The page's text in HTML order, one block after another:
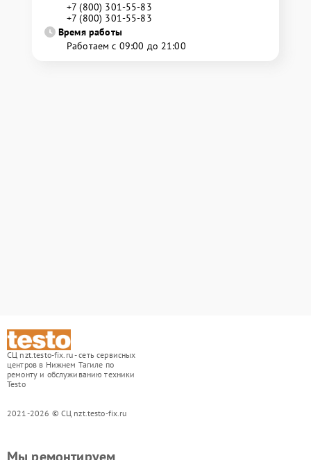
+7 (800) 301-55-83
+7 (800) 301-55-83
Время работы
Работаем с 09:00 до 21:00
СЦ nzt.testo-fix.ru - сеть сервисных
центров в Нижнем Тагиле по
ремонту и обслуживанию техники
Testo
2021-2026 © СЦ nzt.testo-fix.ru